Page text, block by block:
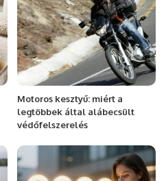
Motoros kesztyű: miért a
legtöbbek által alábecsült
védőfelszerelés